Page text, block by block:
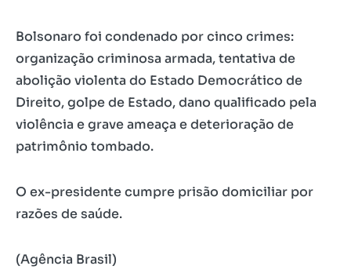
Bolsonaro foi condenado por cinco crimes:
organização criminosa armada, tentativa de
abolição violenta do Estado Democrático de
Direito, golpe de Estado, dano qualificado pela
violência e grave ameaça e deterioração de
patrimônio tombado.
O ex-presidente cumpre prisão domiciliar por
razões de saúde.
(Agência Brasil)